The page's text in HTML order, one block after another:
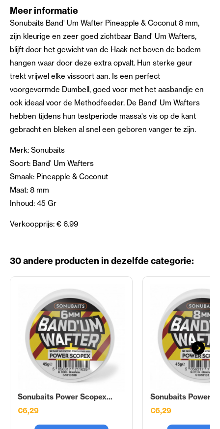
Meer informatie
Sonubaits Band' Um Wafter Pineapple & Coconut 8 mm,
zijn kleurige en zeer goed zichtbaar Band' Um Wafters,
blijft door het gewicht van de Haak net boven de bodem
hangen waar door deze extra opvalt. Hun sterke geur
trekt vrijwel elke vissoort aan. Is een perfect
voorgevormde Dumbell, goed voor met het aasbandje en
ook ideaal voor de Methodfeeder. De Band' Um Wafters
hebben tijdens hun testperiode massa's vis op de kant
gebracht en bleken al snel een geboren vanger te zijn.
Merk: Sonubaits
Soort: Band' Um Wafters
Smaak: Pineapple & Coconut
Maat: 8 mm
Inhoud: 45 Gr
Verkoopprijs: € 6.99
30 andere producten in dezelfde categorie:
Sonubaits Power Scopex...
€6,29
Sonubaits Power
€6,29